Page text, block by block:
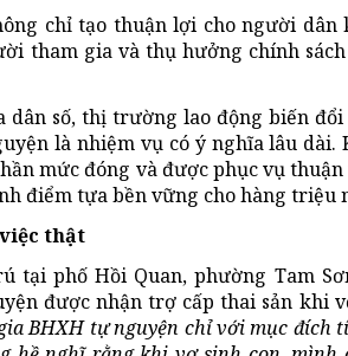
chỉ tạo thuận lợi cho người
tham gia và thụ hưởng chính
dân số, thị trường lao động biến
là nhiệm vụ có ý nghĩa lâu
mức đóng và được phục vụ
điểm tựa bền vững cho hàng triệu
thật
tại phố Hồi Quan, phường Tam
được nhận trợ cấp thai sản khi
BHXH tự nguyện chỉ với mục đích